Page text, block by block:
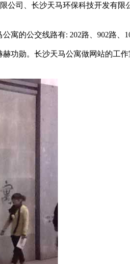
公司、长沙天马环保科技开发有
寓的公交线路有: 202路、902路、
功勋。长沙天马公寓做网站的工